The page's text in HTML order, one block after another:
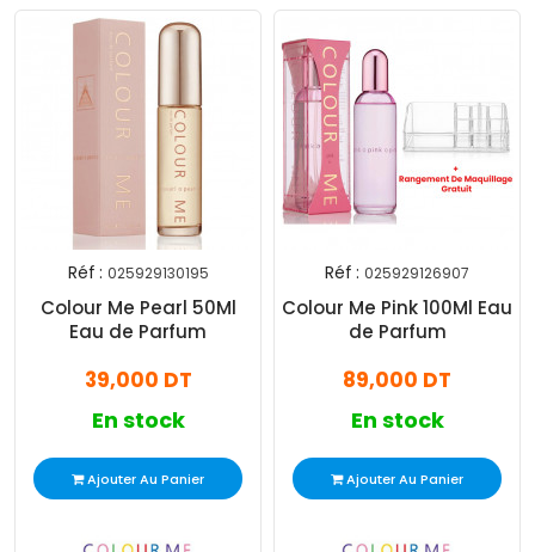
Réf : 025929130195
Colour Me Pearl 50Ml
Eau de Parfum
39,000 DT
En stock
Ajouter Au Panier
Réf : 025929126907
Colour Me Pink 100Ml Eau
de Parfum
89,000 DT
En stock
Ajouter Au Panier